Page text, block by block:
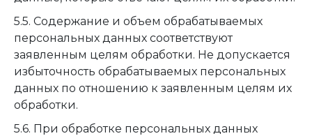
5.5. Содержание и объем обрабатываемых
персональных данных соответствуют
заявленным целям обработки. Не допускается
избыточность обрабатываемых персональных
данных по отношению к заявленным целям их
обработки.
5.6. При обработке персональных данных